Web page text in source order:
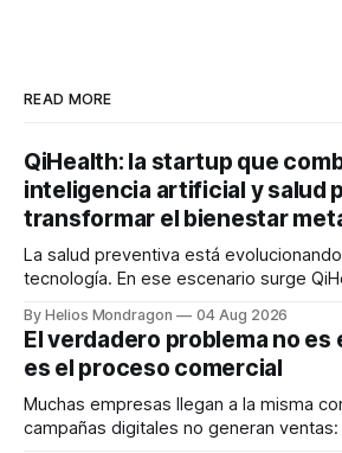
READ MORE
QiHealth: la startup que
inteligencia artificial y salud
transformar el bienestar
La salud preventiva está
tecnología. En ese escenario surge
dispositivos inteligentes, inteligencia
en tiempo real para ayudar a las
decisiones sobre su salud metabólica.
responder
By Helios Mondragon 04 Aug 2026
El verdadero problema no es
es el proceso comercial
Muchas empresas llegan a la misma
campañas digitales no generan